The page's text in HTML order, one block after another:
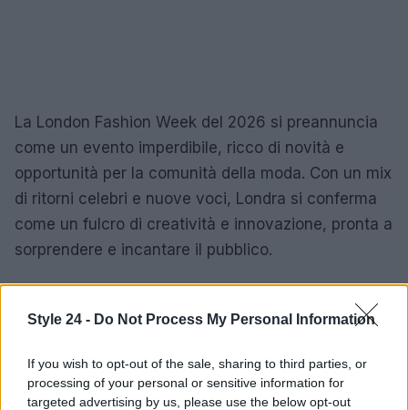
Style 24 - Do Not Process My Personal Information
If you wish to opt-out of the sale, sharing to third parties, or
processing of your personal or sensitive information for
targeted advertising by us, please use the below opt-out
La London Fashion Week del 2026 si preannuncia
come un evento imperdibile, ricco di novità e
opportunità per la comunità della moda. Con un mix
di ritorni celebri e nuove voci, Londra si conferma
come un fulcro di creatività e innovazione, pronta a
sorprendere e incantare il pubblico.
AUTORE